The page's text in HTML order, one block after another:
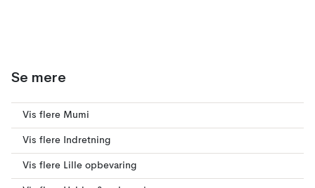
Se mere
Vis flere Mumi
Vis flere Indretning
Vis flere Lille opbevaring